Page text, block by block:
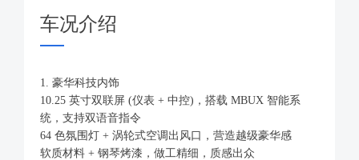
车况介绍
1. 豪华科技内饰
10.25 英寸双联屏 (仪表 + 中控)，搭载 MBUX 智能系
统，支持双语音指令
64 色氛围灯 + 涡轮式空调出风口，营造越级豪华感
软质材料 + 钢琴烤漆，做工精细，质感出众